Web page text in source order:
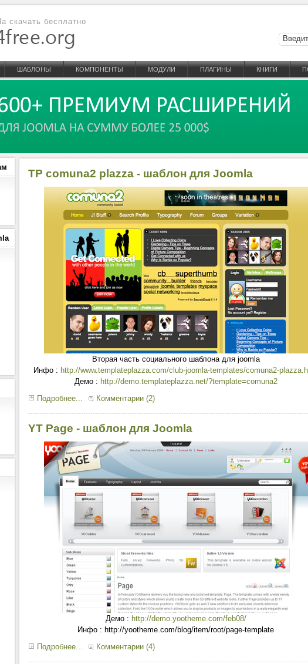
скачать бесплатно
ШАБЛОНЫ КОМПОНЕНТЫ МОДУЛИ ПЛАГИНЫ КНИГИ
TP comuna2 plazza - шаблон для Joomla
Вторая часть социального шаблона для joomla
Инфо : http://www.templateplazza.com/club-joomla-templates/comuna2-
Демо : http://demo.templateplazza.net/?template=comuna2
Подробнее...
Комментарии (2)
YT Page - шаблон для Joomla
Демо : http://demo.yootheme.com/feb08/
Инфо : http://yootheme.com/blog/item/root/page-template
Подробнее...
Комментарии (4)